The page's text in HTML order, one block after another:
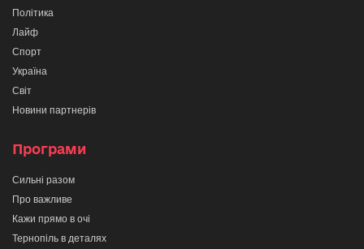
Політика
Лайф
Спорт
Україна
Світ
Новини партнерів
Програми
Сильні разом
Про важливе
Кажи прямо в очі
Тернопіль в деталях